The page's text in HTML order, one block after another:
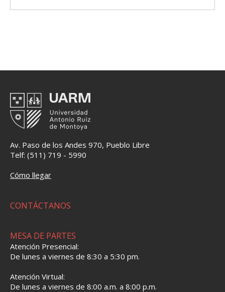
Av. Paso de los Andes 970, Pueblo Libre
Telf: (511) 719 - 5990
Cómo llegar
CONTÁCTANOS
MESA DE PARTES
Atención Presencial:
De lunes a viernes de 8:30 a 5:30 pm.
Atención Virtual:
De lunes a viernes de 8:00 a.m. a 8:00 p.m.